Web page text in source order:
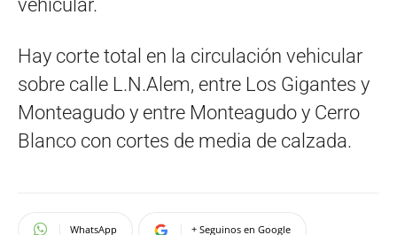
vehicular.
Hay corte total en la circulación vehicular
sobre calle L.N.Alem, entre Los Gigantes y
Monteagudo y entre Monteagudo y Cerro
Blanco con cortes de media de calzada.
WhatsApp + Seguinos en Google